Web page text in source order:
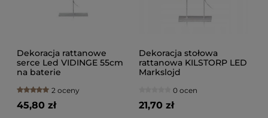
Dekoracja rattanowe
serce Led VIDINGE 55cm
na baterie
2 oceny
45,80 zł
Dekoracja stołowa
rattanowa KILSTORP LED
Markslojd
0 ocen
21,70 zł